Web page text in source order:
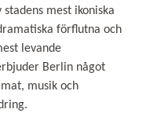
mest ikoniska
förflutna och
levande
Berlin något
musik och